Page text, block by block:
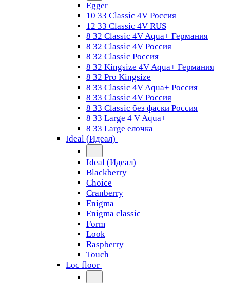
Egger
10 33 Classic 4V Россия
12 33 Classic 4V RUS
8 32 Classic 4V Aqua+ Германия
8 32 Classic 4V Россия
8 32 Classic Россия
8 32 Kingsize 4V Aqua+ Германия
8 32 Pro Kingsize
8 33 Classic 4V Aqua+ Россия
8 33 Classic 4V Россия
8 33 Classic без фаски Россия
8 33 Large 4 V Aqua+
8 33 Large елочка
Ideal (Идеал)
Ideal (Идеал)
Blackberry
Choice
Cranberry
Enigma
Enigma classic
Form
Look
Raspberry
Touch
Loc floor